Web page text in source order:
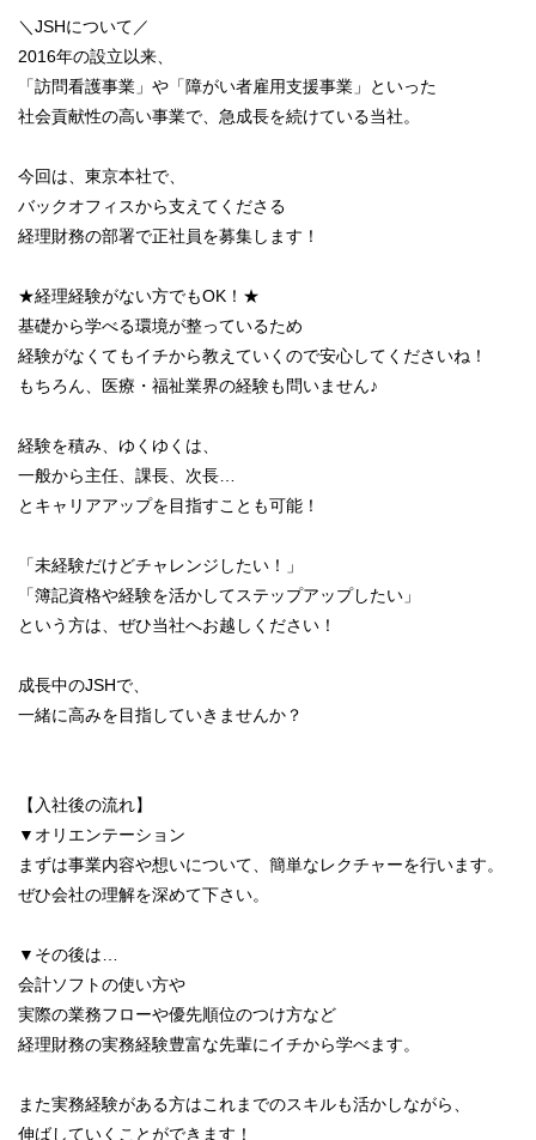
＼JSHについて／
2016年の設立以来、
「訪問看護事業」や「障がい者雇用支援事業」といった
社会貢献性の高い事業で、急成長を続けている当社。
今回は、東京本社で、
バックオフィスから支えてくださる
経理財務の部署で正社員を募集します！
★経理経験がない方でもOK！★
基礎から学べる環境が整っているため
経験がなくてもイチから教えていくので安心してくださいね！
もちろん、医療・福祉業界の経験も問いません♪
経験を積み、ゆくゆくは、
一般から主任、課長、次長…
とキャリアアップを目指すことも可能！
「未経験だけどチャレンジしたい！」
「簿記資格や経験を活かしてステップアップしたい」
という方は、ぜひ当社へお越しください！
成長中のJSHで、
一緒に高みを目指していきませんか？
【入社後の流れ】
▼オリエンテーション
まずは事業内容や想いについて、簡単なレクチャーを行います。
ぜひ会社の理解を深めて下さい。
▼その後は…
会計ソフトの使い方や
実際の業務フローや優先順位のつけ方など
経理財務の実務経験豊富な先輩にイチから学べます。
また実務経験がある方はこれまでのスキルも活かしながら、
伸ばしていくことができます！